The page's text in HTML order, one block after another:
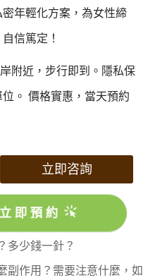
年輕化方案，為女性締
信篤定！
附近，步行即到。隱私保
。 價格實惠，當天預約
立即咨詢
即預約
多少錢一針？
副作用？需要注意什麼，如